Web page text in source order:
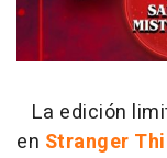
La edición
en Stranger